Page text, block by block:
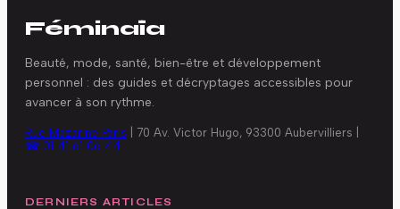
Féminaïa
Beauté, mode, santé, bien-être et développement
personnel : des guides et décryptages accessibles pour
avancer à son rythme.
Rue Mazarine Paris 70 Av. Victor Hugo, 93300 Aubervilliers
☎ 01 41 61 06 44
DERNIERS ARTICLES